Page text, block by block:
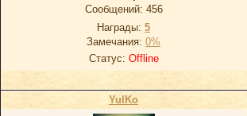
Сообщений: 456
Награды: 5
Замечания: 0%
Статус: Offline
YulKo